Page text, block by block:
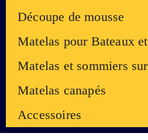
Découpe de mousse
Matelas pour Bateaux
Matelas et sommiers
Matelas canapés
Accessoires